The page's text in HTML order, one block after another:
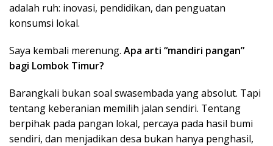
adalah ruh: inovasi, pendidikan, dan penguatan
konsumsi lokal.
Saya kembali merenung. Apa arti “mandiri pangan”
bagi Lombok Timur?
Barangkali bukan soal swasembada yang absolut. Tapi
tentang keberanian memilih jalan sendiri. Tentang
berpihak pada pangan lokal, percaya pada hasil bumi
sendiri, dan menjadikan desa bukan hanya penghasil,